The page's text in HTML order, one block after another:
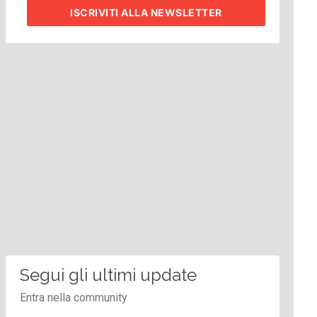
ISCRIVITIALLA NEWSLETTER
Segui gli ultimi update
Entra nella community